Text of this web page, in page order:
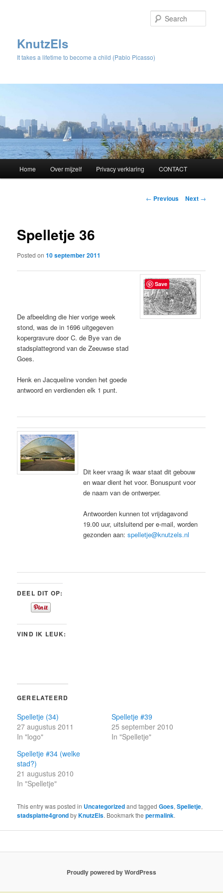
KnutzEls
It takes a lifetime to become a child (Pablo Picasso)
Skip
content
Home Over mijzelf Privacy verklaring CONTACT
Post
← Previous Next →
Spelletje 36
Posted on10 september 2011
De afbeelding die hier vorige week
stond, was de in 1696 uitgegeven
kopergravure door C. de Bye van de
stadsplattegrond van de Zeeuwse stad
Goes.
Henk en Jacqueline vonden het goede
antwoord en verdienden elk 1 punt.
Dit keer vraag ik waar staat dit gebouw
en waar dient het voor. Bonuspunt voor
de naam van de ontwerper.
Antwoorden kunnen tot vrijdagavond
19.00 uur, uitsluitend per e-mail, worden
gezonden aan:spelletje@knutzels.nl
DEEL DIT OP:
VIND IK LEUK:
GERELATEERD
Spelletje (34)
27 augustus 2011
In "logo"
Spelletje #39
25 september 2010
In "Spelletje"
Spelletje #34 (welke
stad?)
21 augustus 2010
In "Spelletje"
This entry was posted in Uncategorizedand taggedGoes,Spelletje,
stadsplatte4grondbyKnutzEls. Bookmark thepermalink.
Proudly powered by WordPress
Save